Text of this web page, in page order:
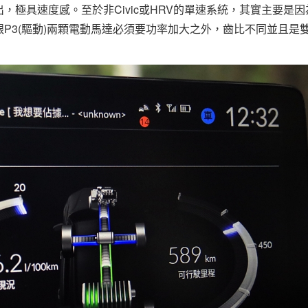
極具速度感。至於非Civic或HRV的單速系統，其實主要是因
驅動)兩顆電動馬達必須要功率加大之外，齒比不同並且是